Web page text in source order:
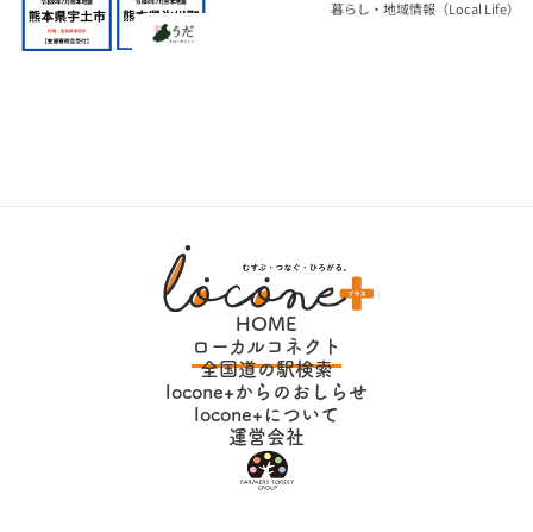
暮らし・地域情報（Local Life）
HOME
ローカルコネクト
全国道の駅検索
locone+からのおしらせ
locone+について
運営会社